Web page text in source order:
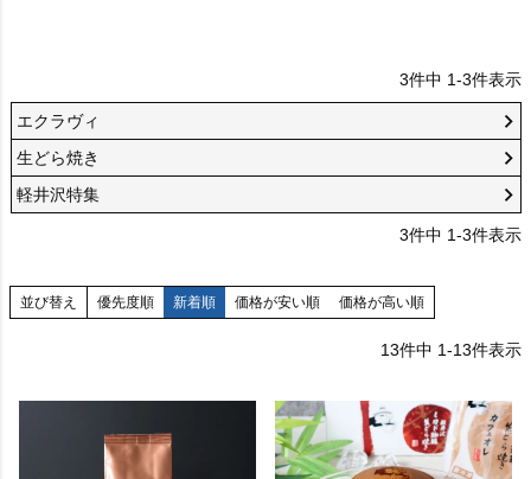
3件中 1-3件表示
エクラヴィ
生どら焼き
軽井沢特集
3件中 1-3件表示
並び替え 優先度順 新着順 価格が安い順 価格が高い順
13件中 1-13件表示